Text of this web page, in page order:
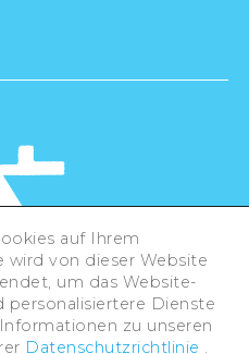
Association /
/ Hiroshima City .
reserved
auf Ihrem
wird von dieser Website
um das Website-
personalisiertere Dienste
zu unseren
Datenschutzrichtlinie .